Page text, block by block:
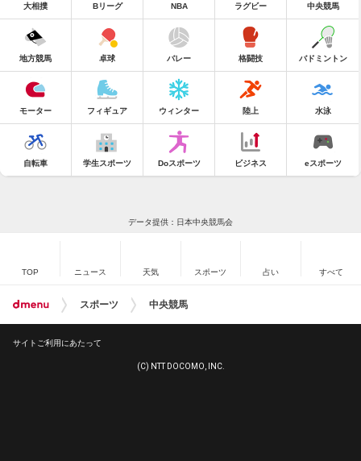
大相撲 Bリーグ NBA ラグビー 中央競馬
地方競馬 卓球 バレー 格闘技 バドミントン
モーター フィギュア ウィンター 陸上 水泳
自転車 学生スポーツ Doスポーツ ビジネス eスポーツ
データ提供：日本中央競馬会
TOP ニュース 天気 スポーツ 占い すべて
スポーツ 中央競馬
サイトご利用にあたって
(C) NTT DOCOMO, INC.